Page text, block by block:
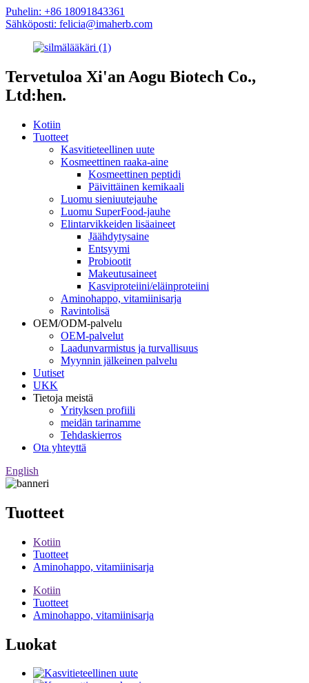
Puhelin: +86 18091843361
Sähköposti: felicia@imaherb.com
Tervetuloa Xi'an Aogu Biotech Co.,
Ltd:hen.
Kotiin
Tuotteet
Kasvitieteellinen uute
Kosmeettinen raaka-aine
Kosmeettinen peptidi
Päivittäinen kemikaali
Luomu sieniuutejauhe
Luomu SuperFood-jauhe
Elintarvikkeiden lisäaineet
Jäähdytysaine
Entsyymi
Probiootit
Makeutusaineet
Kasviproteiini/eläinproteiini
Aminohappo, vitamiinisarja
Ravintolisä
OEM/ODM-palvelu
OEM-palvelut
Laadunvarmistus ja turvallisuus
Myynnin jälkeinen palvelu
Uutiset
UKK
Tietoja meistä
Yrityksen profiili
meidän tarinamme
Tehdaskierros
Ota yhteyttä
English
Tuotteet
Kotiin
Tuotteet
Aminohappo, vitamiinisarja
Kotiin
Tuotteet
Aminohappo, vitamiinisarja
Luokat